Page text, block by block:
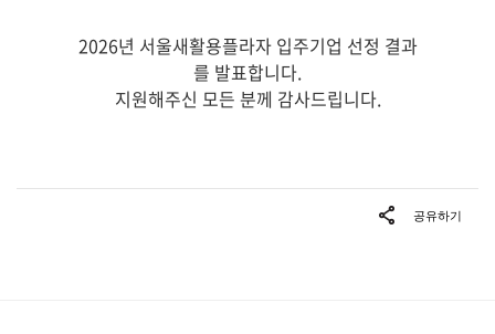
2026년 서울새활용플라자 입주기업 선정 결과
를 발표합니다.
지원해주신 모든 분께 감사드립니다.